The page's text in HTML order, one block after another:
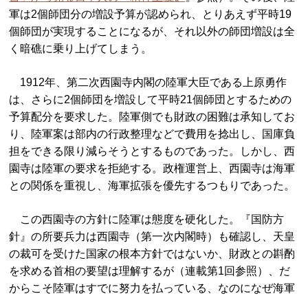
軍は2個師団分の増設予算が認められ、とりあえず平時19
個師団が実現することになるが、それ以外の師団増設は全
く暗礁に乗り上げてしまう。
1912年、第二次西園寺内閣の陸軍大臣である上原勇作
は、さらに2個師団を増設して平時21個師団とするための
予算配分を要求した。陸軍側でも財政の困難は承知してお
り、陸軍案は部内の行政整理などで費用を捻出し、国庫負
担をできる限り減らそうとするものであった。しかし、西
園寺は陸軍の要求を拒絶する。政権運営上、西園寺は海軍
との関係を重視し、海軍拡張を優先するつもりであった。
この西園寺の方針に陸軍は態度を硬化した。『国防方
針』の所要兵力は西園寺（第一次内閣時）も確認し、天皇
の裁可を受けた国家の根本方針ではないか、財政との斟酌
を求める首相の要望は理解するが（連載第1回参照）、だ
からこそ陸軍はすでに努力を払っている、なのになぜ海軍